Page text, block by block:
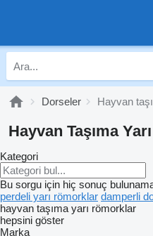
Dorseler Hayvan
Hayvan Taşıma
Kategori
Bu sorgu için hiç sonuç
perdeli yarı römorklar damperli
hayvan taşıma yarı römorklar
hepsini göster
Marka